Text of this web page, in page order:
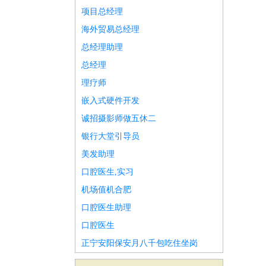
项目总经理
海外贸易总经理
总经理助理
总经理
理疗师
嵌入式硬件开发
诚招摄影师做五休二
银行大堂引导员
美发助理
口腔医生,实习
机场值机合肥
口腔医生助理
口腔医生
正宁安阳保安月八千包吃住坐岗